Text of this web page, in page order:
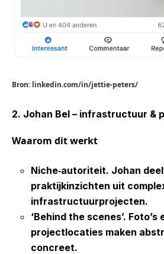
Bron: linkedin.com/in/jettie-peters/
2. Johan Bel – infrastructuur &
Waarom ditwerkt
Niche‑autoriteit. Johan
praktijkinzichten uit
infrastructuurprojecten.
‘Behind the scenes’. Foto’s
projectlocaties maken
concreet.